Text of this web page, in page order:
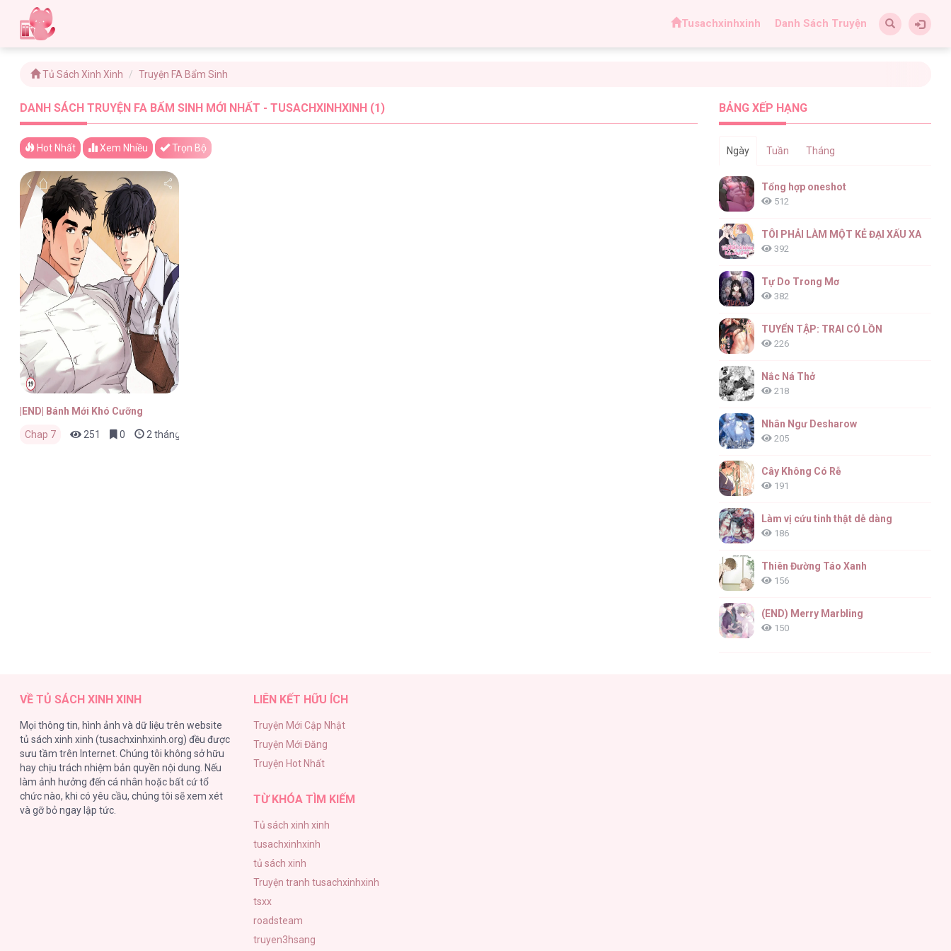
Tusachxinhxinh Danh Sách Truyện
Tủ Sách Xinh Xinh Truyện FA Bẩm Sinh
DANH SÁCH TRUYỆN FA BẨM SINH MỚI NHẤT - TUSACHXINHXINH (1)
Hot Nhất Xem Nhiều Trọn Bộ
|END| Bánh Mới Khó Cưỡng
Chap 7 251 0 2 tháng trước
BẢNG XẾP HẠNG
Ngày Tuần Tháng
Tổng hợp oneshot
512
TÔI PHẢI LÀM MỘT KẺ ĐẠI XẤU XA
392
Tự Do Trong Mơ
382
TUYỂN TẬP: TRAI CÓ LỒN
226
Nắc Ná Thở
218
Nhân Ngư Desharow
205
Cây Không Có Rễ
191
Làm vị cứu tinh thật dễ dàng
186
Thiên Đường Táo Xanh
156
(END) Merry Marbling
150
VỀ TỦ SÁCH XINH XINH
Mọi thông tin, hình ảnh và dữ liệu trên website
tủ sách xinh xinh (tusachxinhxinh.org) đều được
sưu tầm trên Internet. Chúng tôi không sở hữu
hay chịu trách nhiệm bản quyền nội dung. Nếu
làm ảnh hưởng đến cá nhân hoặc bất cứ tổ
chức nào, khi có yêu cầu, chúng tôi sẽ xem xét
và gỡ bỏ ngay lập tức.
LIÊN KẾT HỮU ÍCH
Truyện Mới Cập Nhật
Truyện Mới Đăng
Truyện Hot Nhất
TỪ KHÓA TÌM KIẾM
Tủ sách xinh xinh
tusachxinhxinh
tủ sách xinh
Truyện tranh tusachxinhxinh
tsxx
roadsteam
truyen3hsang